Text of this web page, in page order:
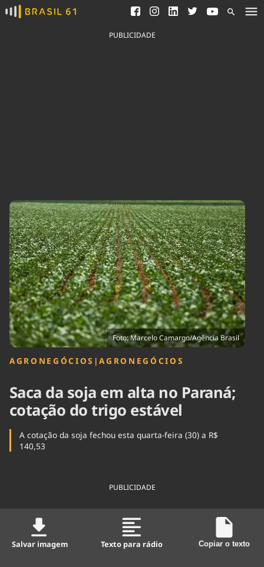
Ver todas as notícias
Saneamento
Indicadores
Agronegócios
Brasil
Brasil Mineral
Ciência &
Tecnologia
Cinema
Comportamento
Cultura
Economia
Educação
Infraestrutura
Internacional
Meio Ambiente
Podcast
Política
Saúde
Tempo
PUBLICIDADE
Foto: Marcelo Camargo/Agência Brasil
AGRONEGÓCIOS |AGRONEGÓCIOS
Saca da soja em alta no Paraná;
cotação do trigo estável
A cotação da soja fechou esta quarta-feira (30) a R$
140,53
PUBLICIDADE
Salvar imagem Texto para rádio Copiar o texto